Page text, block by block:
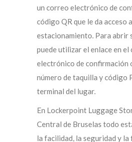
un correo electrónico de
código QR que le da acceso
estacionamiento. Para abrir
puede utilizar el enlace en el
electrónico de confirmación
número de taquilla y código
terminal del lugar.
En Lockerpoint Luggage
Central de Bruselas todo
la facilidad, la seguridad y